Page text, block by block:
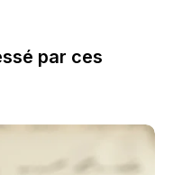
par ces